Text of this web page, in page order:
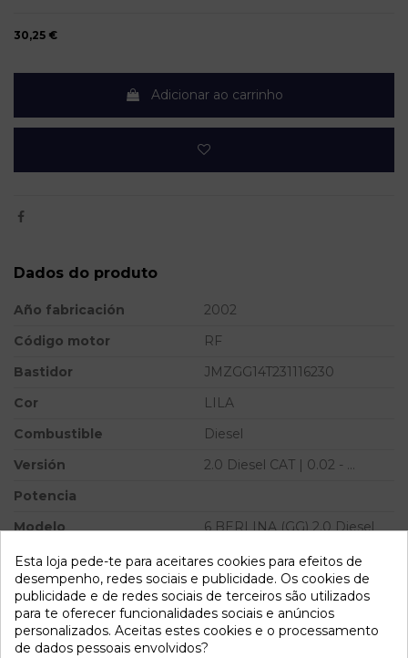
30,25 €
Adicionar ao carrinho
Dados do produto
Año fabricación
2002
Código motor
RF
Bastidor
JMZGG14T231116230
Cor
LILA
Combustible
Diesel
Versión
2.0 Diesel CAT | 0.02 - ...
Potencia
Modelo
6 BERLINA (GG) 2.0 Diesel
Referência 809980
Disponível a partir de: 2022-04-04
Esta loja pede-te para aceitares cookies para efeitos de
desempenho, redes sociais e publicidade. Os cookies de
publicidade e de redes sociais de terceiros são utilizados
para te oferecer funcionalidades sociais e anúncios
personalizados. Aceitas estes cookies e o processamento
de dados pessoais envolvidos?